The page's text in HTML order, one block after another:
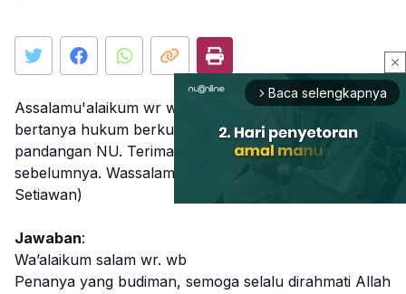
Assalamu'alaikum wr wb. Pak Kiai, saya ingin
bertanya hukum berkumur saat berpuasa menurut
pandangan NU. Terimakasih banyak kami sampaikan
sebelumnya. Wassalamu’alaikum wr. wb (Dedi
Setiawan)
Jawaban:
Wa’alaikum salam wr. wb
Penanya yang budiman, semoga selalu dirahmati Allah
close
arrow_forward_ios Baca selengkapnya